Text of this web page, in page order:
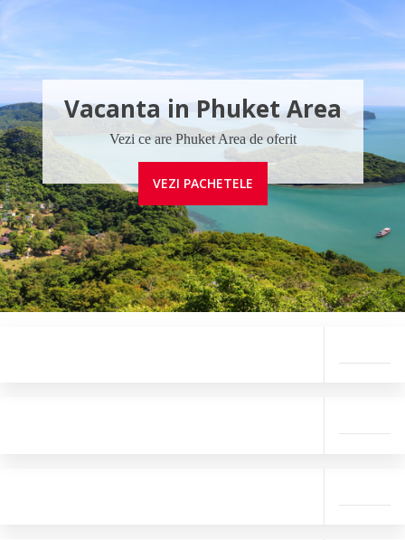
Vacanta in Phuket Area
Vezi ce are Phuket Area de oferit
VEZI PACHETELE